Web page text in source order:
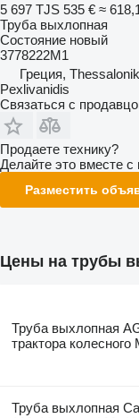
5 697 TJS 535 € ≈
Труба выхлопная
Состояние новый
3778222M1
Греция,
Pexlivanidis
Связаться с
Продаете технику?
Делайте это вместе с
Разместить
Цены на трубы
Труба выхлопная
трактора
Труба выхлопная